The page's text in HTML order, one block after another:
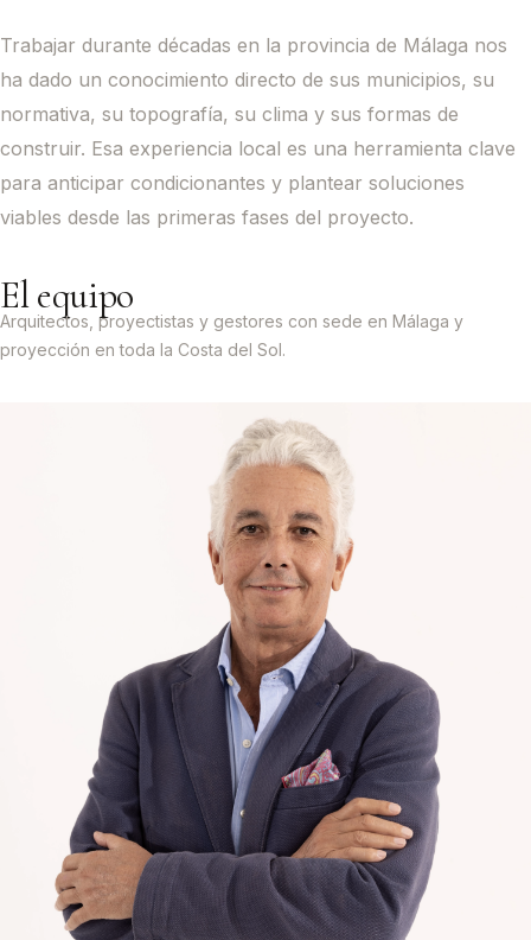
Trabajar durante décadas en la provincia de Málaga nos
ha dado un conocimiento directo de sus municipios, su
normativa, su topografía, su clima y sus formas de
construir. Esa experiencia local es una herramienta clave
para anticipar condicionantes y plantear soluciones
viables desde las primeras fases del proyecto.
El equipo
Arquitectos, proyectistas y gestores con sede en Málaga y
proyección en toda la Costa del Sol.